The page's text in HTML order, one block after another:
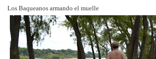
Los Baqueanos armando el muelle